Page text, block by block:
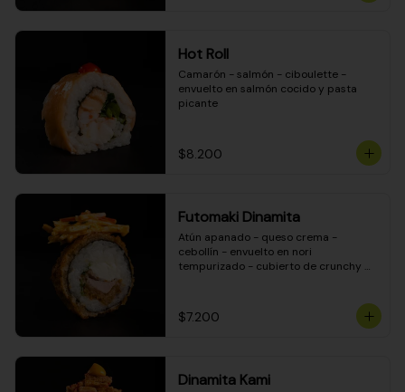
Hot Roll
Camarón - salmón - ciboulette -
envuelto en salmón cocido y pasta
picante
$8.200
Futomaki Dinamita
Atún apanado - queso crema -
cebollín - envuelto en nori
tempurizado - cubierto de crunchy
$7.200
Dinamita Kami